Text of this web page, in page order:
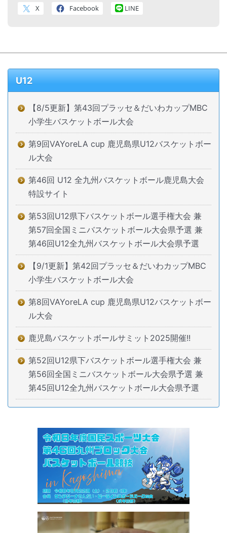
X Facebook LINE
U12
【8/5更新】第43回プラッセ＆だいわカップMBC
小学生バスケットボール大会
第9回VAYoreLA cup 鹿児島県U12バスケットボー
ル大会
第46回 U12 全九州バスケットボール鹿児島大会
特設サイト
第53回U12県下バスケットボール選手権大会 兼
第57回全国ミニバスケットボール大会県予選 兼
第46回U12全九州バスケットボール大会県予選
【9/1更新】第42回プラッセ＆だいわカップMBC
小学生バスケットボール大会
第8回VAYoreLA cup 鹿児島県U12バスケットボー
ル大会
鹿児島バスケットボールサミット2025開催!!
第52回U12県下バスケットボール選手権大会 兼
第56回全国ミニバスケットボール大会県予選 兼
第45回U12全九州バスケットボール大会県予選